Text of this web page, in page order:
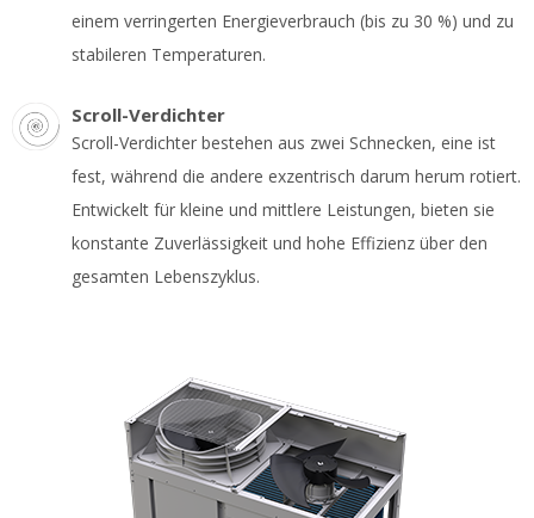
einem verringerten Energieverbrauch (bis zu 30 %) und zu
stabileren Temperaturen.
Scroll-Verdichter
Scroll-Verdichter bestehen aus zwei Schnecken, eine ist
fest, während die andere exzentrisch darum herum rotiert.
Entwickelt für kleine und mittlere Leistungen, bieten sie
konstante Zuverlässigkeit und hohe Effizienz über den
gesamten Lebenszyklus.